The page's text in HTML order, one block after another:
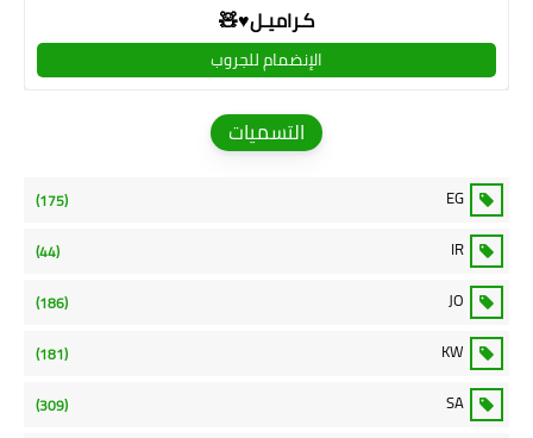
كـراميـل♥🧸
الإنضمام للجروب
التسميات
EG
(175)
IR
(44)
JO
(186)
KW
(181)
SA
(309)